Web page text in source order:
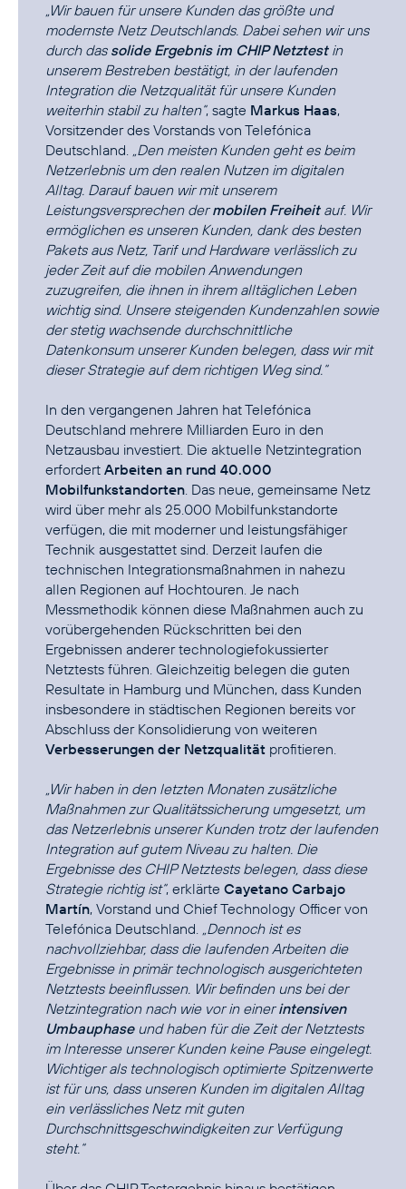
„Wir bauen für unsere Kunden das größte und
modernste Netz Deutschlands. Dabei sehen wir uns
durch das solide Ergebnis im CHIP Netztestin
unserem Bestreben bestätigt, in der laufenden
Integration die Netzqualität für unsere Kunden
weiterhin stabil zu halten“, sagte Markus Haas,
Vorsitzender des Vorstands von Telefónica
Deutschland. „Den meisten Kunden geht es beim
Netzerlebnis um den realen Nutzen im digitalen
Alltag. Darauf bauen wir mit unserem
Leistungsversprechen dermobilen Freiheitauf. Wir
ermöglichen es unseren Kunden, dank des besten
Pakets aus Netz, Tarif und Hardware verlässlich zu
jeder Zeit auf die mobilen Anwendungen
zuzugreifen, die ihnen in ihrem alltäglichen Leben
wichtig sind. Unsere steigenden Kundenzahlen sowie
der stetig wachsende durchschnittliche
Datenkonsum unserer Kunden belegen, dass wir mit
dieser Strategie auf dem richtigen Weg sind.“
In den vergangenen Jahren hat Telefónica
Deutschland mehrere Milliarden Euro in den
Netzausbau investiert. Die aktuelle Netzintegration
erfordert Arbeiten an rund 40.000
Mobilfunkstandorten. Das neue, gemeinsame Netz
wird über mehr als 25.000 Mobilfunkstandorte
verfügen, die mit moderner und leistungsfähiger
Technik ausgestattet sind. Derzeit laufen die
technischen Integrationsmaßnahmen in nahezu
allen Regionen auf Hochtouren. Je nach
Messmethodik können diese Maßnahmen auch zu
vorübergehenden Rückschritten bei den
Ergebnissen anderer technologiefokussierter
Netztests führen. Gleichzeitig belegen die guten
Resultate in Hamburg und München, dass Kunden
insbesondere in städtischen Regionen bereits vor
Abschluss der Konsolidierung von weiteren
Verbesserungen der Netzqualität profitieren.
„Wir haben in den letzten Monaten zusätzliche
Maßnahmen zur Qualitätssicherung umgesetzt, um
das Netzerlebnis unserer Kunden trotz der laufenden
Integration auf gutem Niveau zu halten. Die
Ergebnisse des CHIP Netztests belegen, dass diese
Strategie richtig ist“, erklärte Cayetano Carbajo
Martín, Vorstand und Chief Technology Officer von
Telefónica Deutschland. „Dennoch ist es
nachvollziehbar, dass die laufenden Arbeiten die
Ergebnisse in primär technologisch ausgerichteten
Netztests beeinflussen. Wir befinden uns bei der
Netzintegration nach wie vor in einerintensiven
Umbauphaseund haben für die Zeit der Netztests
im Interesse unserer Kunden keine Pause eingelegt.
Wichtiger als technologisch optimierte Spitzenwerte
ist für uns, dass unseren Kunden im digitalen Alltag
ein verlässliches Netz mit guten
Durchschnittsgeschwindigkeiten zur Verfügung
steht.“